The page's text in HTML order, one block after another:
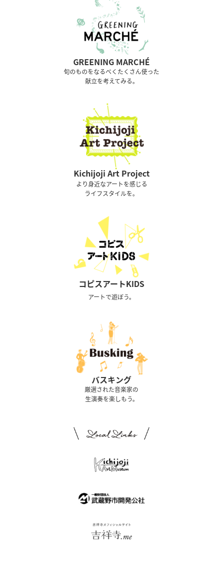
GREENING MARCHÉ
旬のものをなるべくたくさん使った
献立を考えてみる。
Kichijoji Art Project
より身近なアートを感じる
ライフスタイルを。
コピスアートKIDS
アートで遊ぼう。
バスキング
厳選された音楽家の
生演奏を楽しもう。